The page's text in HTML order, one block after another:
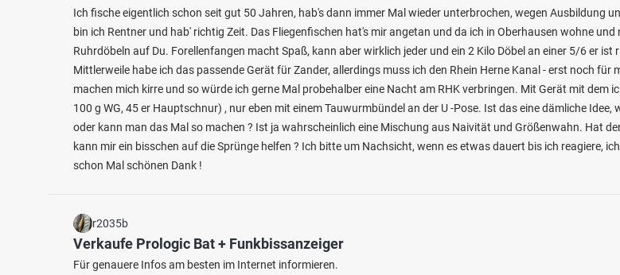
609 39
Fischarten: Flussbarsch, Karpfen, Hecht, Schleie,
Sonnenbarsch
Regenbogenforelle
Ich fische eigentlich schon seit gut 50 Jahren, hab's dann immer Mal wieder unterbrochen, wegen Ausbildung
bin ich Rentner und hab' richtig Zeit. Das Fliegenfischen hat's mir angetan und da ich in Oberhausen wohne
Ruhrdöbeln auf Du. Forellenfangen macht Spaß, kann aber wirklich jeder und ein 2 Kilo Döbel an einer 5/6 er ist
Mittlerweile habe ich das passende Gerät für Zander, allerdings muss ich den Rhein Herne Kanal - erst noch für
machen mich kirre und so würde ich gerne Mal probehalber eine Nacht am RHK verbringen. Mit Gerät mit dem
100 g WG, 45 er Hauptschnur) , nur eben mit einem Tauwurmbündel an der U -Pose. Ist das eine dämliche
oder kann man das Mal so machen ? Ist ja wahrscheinlich eine Mischung aus Naivität und Größenwahn. Hat
kann mir ein bisschen auf die Sprünge helfen ? Ich bitte um Nachsicht, wenn es etwas dauert bis ich reagiere,
schon Mal schönen Dank !
r2035b
Verkaufe Prologic Bat + Funkbissanzeiger
Für genauere Infos am besten im Internet informieren.